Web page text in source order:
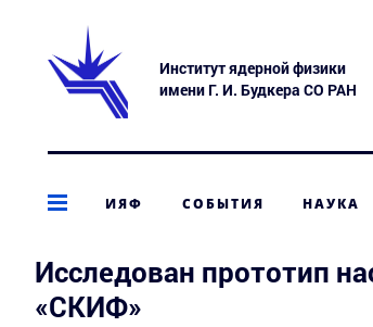
Институт ядерной физики
имени Г. И. Будкера СО РАН
ИЯФ СОБЫТИЯ НАУКА
Исследован прототип
«СКИФ»